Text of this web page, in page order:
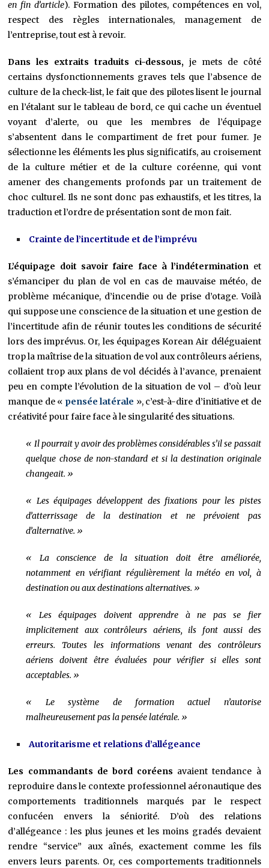
en fin d’article). Formation des pilotes, compétences en vol,
respect des règles internationales, management de
l’entreprise, tout est à revoir.
Dans les extraits traduits ci-dessous, je mets de côté
certains dysfonctionnements graves tels que l’absence de
culture de la check-list, le fait que des pilotes lisent le journal
en l’étalant sur le tableau de bord, ce qui cache un éventuel
voyant d’alerte, ou que les membres de l’équipage
s’absentent dans le compartiment de fret pour fumer. Je
sélectionne les éléments les plus significatifs, au croisement
de la culture métier et de la culture coréenne, qui vont
amener des changements profonds par un traitement de
choc culturel. Ils ne sont donc pas exhaustifs, et les titres, la
traduction et l’ordre de présentation sont de mon fait.
Crainte de l’incertitude et de l’imprévu
L’équipage doit savoir faire face à l’indétermination et
s’émanciper du plan de vol en cas de mauvaise météo, de
problème mécanique, d’incendie ou de prise d’otage. Voilà
qui suppose une conscience de la situation et une gestion de
l’incertitude afin de réunir toutes les conditions de sécurité
lors des imprévus. Or, les équipages Korean Air déléguaient
trop la maîtrise de la situation de vol aux contrôleurs aériens,
collaient trop aux plans de vol décidés à l’avance, prenaient
peu en compte l’évolution de la situation de vol – d’où leur
manque de « pensée latérale », c’est-à-dire d’initiative et de
créativité pour faire face à le singularité des situations.
« Il pourrait y avoir des problèmes considérables s’il se passait
quelque chose de non-standard et si la destination originale
changeait. »
« Les équipages développent des fixations pour les pistes
d’atterrissage de la destination et ne prévoient pas
d’alternative. »
« La conscience de la situation doit être améliorée,
notamment en vérifiant régulièrement la météo en vol, à
destination ou aux destinations alternatives. »
« Les équipages doivent apprendre à ne pas se fier
implicitement aux contrôleurs aériens, ils font aussi des
erreurs. Toutes les informations venant des contrôleurs
aériens doivent être évaluées pour vérifier si elles sont
acceptables. »
« Le système de formation actuel n’autorise
malheureusement pas la pensée latérale. »
Autoritarisme et relations d’allégeance
Les commandants de bord coréens avaient tendance à
reproduire dans le contexte professionnel aéronautique des
comportements traditionnels marqués par le respect
confucéen envers la séniorité. D’où des relations
d’allégeance : les plus jeunes et les moins gradés devaient
rendre “service” aux aînés, exactement comme les fils
envers leurs parents. Or, ces comportements traditionnels